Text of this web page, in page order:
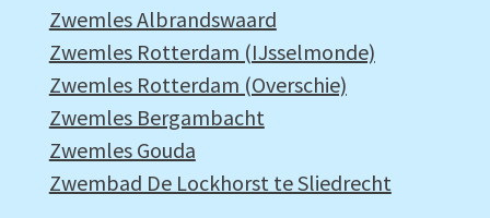
Zwemles Albrandswaard
Zwemles Rotterdam (IJsselmonde)
Zwemles Rotterdam (Overschie)
Zwemles Bergambacht
Zwemles Gouda
Zwembad De Lockhorst te Sliedrecht